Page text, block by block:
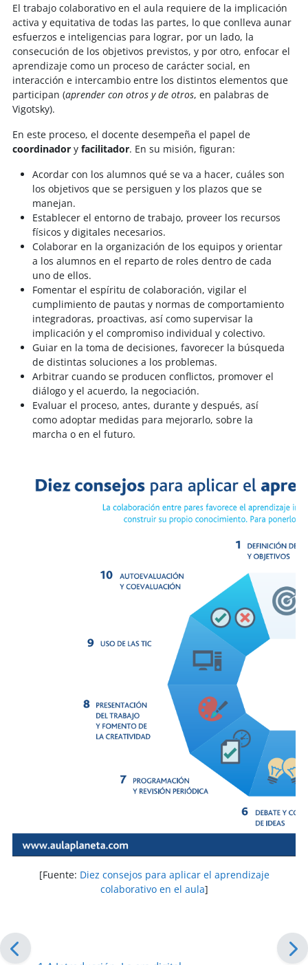
El trabajo colaborativo en el aula requiere de la implicación
activa y equitativa de todas las partes, lo que conlleva aunar
esfuerzos e inteligencias para lograr, por un lado, la
consecución de los objetivos previstos, y por otro, enfocar el
aprendizaje como un proceso de carácter social, en
interacción e intercambio entre los distintos elementos que
participan (aprender con otros y de otros, en palabras de
Vigotsky).
En este proceso, el docente desempeña el papel de
coordinador y facilitador. En su misión, figuran:
Acordar con los alumnos qué se va a hacer, cuáles son
los objetivos que se persiguen y los plazos que se
manejan.
Establecer el entorno de trabajo, proveer los recursos
físicos y digitales necesarios.
Colaborar en la organización de los equipos y orientar
a los alumnos en el reparto de roles dentro de cada
uno de ellos.
Fomentar el espíritu de colaboración, vigilar el
cumplimiento de pautas y normas de comportamiento
integradoras, proactivas, así como supervisar la
implicación y el compromiso individual y colectivo.
Guiar en la toma de decisiones, favorecer la búsqueda
de distintas soluciones a los problemas.
Arbitrar cuando se producen conflictos, promover el
diálogo y el acuerdo, la negociación.
Evaluar el proceso, antes, durante y después, así
como adoptar medidas para mejorarlo, sobre la
marcha o en el futuro.
[Fuente: Diez consejos para aplicar el aprendizaje
colaborativo en el aula]